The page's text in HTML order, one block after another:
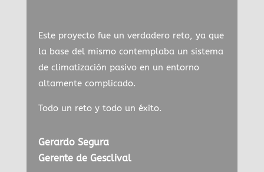
Este proyecto fue un verdadero reto, ya que
la base del mismo contemplaba un sistema
de climatización pasivo en un entorno
altamente complicado.
Todo un reto y todo un éxito.
Gerardo Segura
Gerente de Gesclival